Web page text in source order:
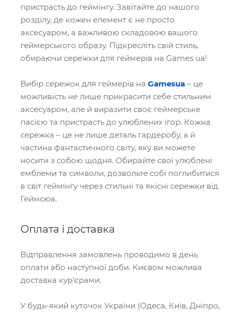
пристрасть до геймінгу. Завітайте до нашого
розділу, де кожен елемент є не просто
аксесуаром, а важливою складовою вашого
геймерського образу. Підкресліть свій стиль,
обираючи сережки для геймерів на Games ua!
Вибір сережок для геймерів на Gamesua – це
можливість не лише прикрасити себе стильним
аксесуаром, але й виразити своє геймерське
пасією та пристрасть до улюблених ігор. Кожна
сережка – це не лише деталь гардеробу, а й
частина фантастичного світу, яку ви можете
носити з собою щодня. Обирайте свої улюблені
емблеми та символи, дозвольте собі поглибитися
в світ геймінгу через стильні та якісні сережки від
Геймсюа.
Оплата і доставка
Відправлення замовлень проводимо в день
оплати або наступної доби. Києвом можлива
доставка кур'єрами.
У будь-який куточок України (Одеса, Київ, Дніпро,